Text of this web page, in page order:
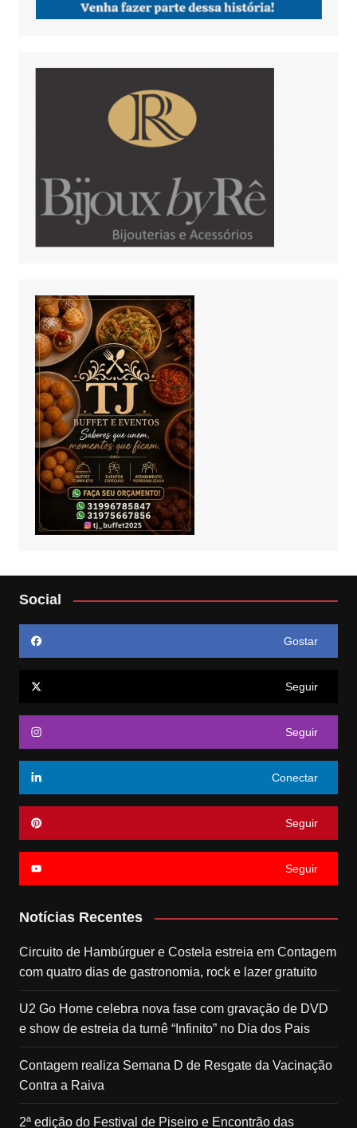
Social
Gostar
Seguir
Seguir
Conectar
Seguir
Seguir
Notícias Recentes
Circuito de Hambúrguer e Costela estreia em Contagem
com quatro dias de gastronomia, rock e lazer gratuito
U2 Go Home celebra nova fase com gravação de DVD
e show de estreia da turnê “Infinito” no Dia dos Pais
Contagem realiza Semana D de Resgate da Vacinação
Contra a Raiva
2ª edição do Festival de Piseiro e Encontrão das